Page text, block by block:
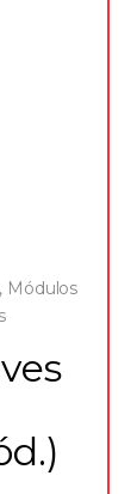
, Módulos